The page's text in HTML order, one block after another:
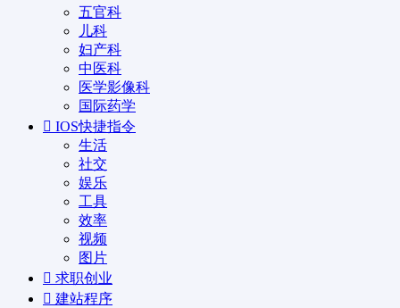
五官科
儿科
妇产科
中医科
医学影像科
国际药学
IOS快捷指令
生活
社交
娱乐
工具
效率
视频
图片
求职创业
建站程序